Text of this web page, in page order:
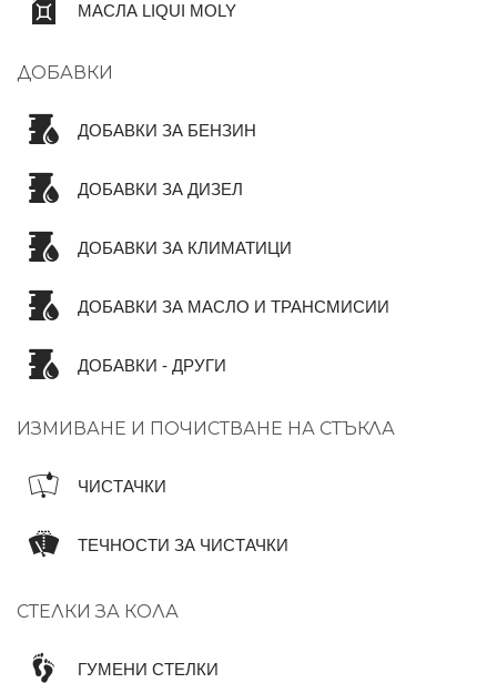
МАСЛА LIQUI MOLY
ДОБАВКИ
ДОБАВКИ ЗА БЕНЗИН
ДОБАВКИ ЗА ДИЗЕЛ
ДОБАВКИ ЗА КЛИМАТИЦИ
ДОБАВКИ ЗА МАСЛО И ТРАНСМИСИИ
ДОБАВКИ - ДРУГИ
ИЗМИВАНЕ И ПОЧИСТВАНЕ НА СТЪКЛА
ЧИСТАЧКИ
ТЕЧНОСТИ ЗА ЧИСТАЧКИ
СТЕЛКИ ЗА КОЛА
ГУМЕНИ СТЕЛКИ